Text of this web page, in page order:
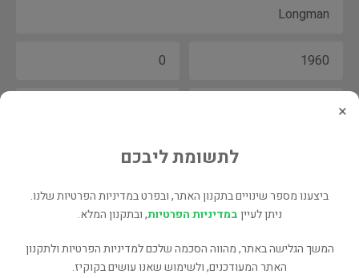
×
לתשומת ליבכם
ביצענו מספר שינויים בתקנון האתר, ובפרט במדיניות הפרטיות שלנו.
ניתן לעייןבמדיניות הפרטיות, ובתקנון המלא.
המשך הגלישה באתר, מהווה הסכמה שלכם למדיניות הפרטיות ולתקנון
האתר המעודכנים, ולשימוש שאנו עושים בקוקיז.